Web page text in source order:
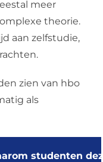
meer
theorie.
aan zelfstudie,
zien van hbo
als
studenten